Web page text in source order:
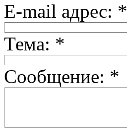
E-mail адрес: *
Тема: *
Сообщение: *